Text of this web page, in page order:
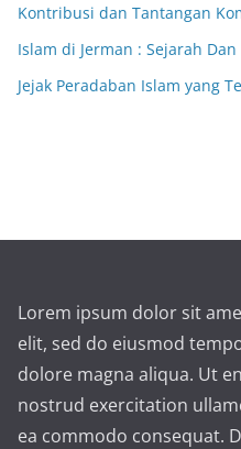
Kontribusi dan Tantangan
Islam di Jerman : Sejarah
Jejak Peradaban Islam yang
Lorem ipsum dolor sit
elit, sed do eiusmod
dolore magna aliqua. Ut
nostrud exercitation
ea commodo consequat.